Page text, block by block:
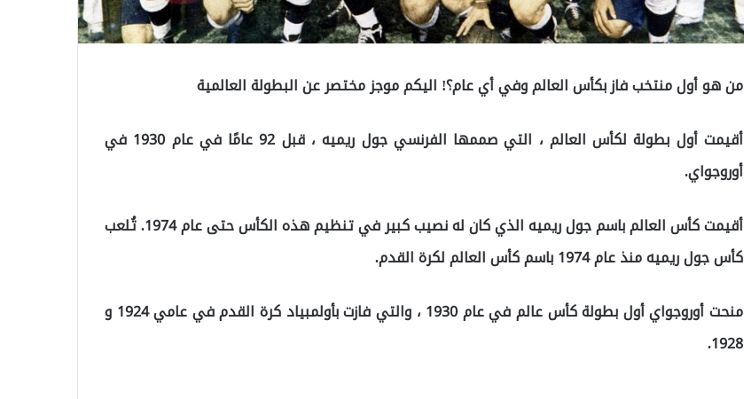
من هو أول منتخب فاز بكأس العالم وفي أي عام؟! اليكم موجز مختصر عن البطولة العالمية
أقيمت أول بطولة لكأس العالم ، التي صممها الفرنسي جول ريميه ، قبل 92 عامًا في عام 1930 في
أوروجواي.
أقيمت كأس العالم باسم جول ريميه الذي كان له نصيب كبير في تنظيم هذه الكأس حتى عام 1974. تُلعب
كأس جول ريميه منذ عام 1974 باسم كأس العالم لكرة القدم.
منحت أوروجواي أول بطولة كأس عالم في عام 1930 ، والتي فازت بأولمبياد كرة القدم في عامي 1924 و
1928.